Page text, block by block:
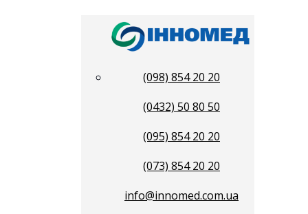
(098) 854 20 20
(0432) 50 80 50
(095) 854 20 20
(073) 854 20 20
info@innomed.com.ua